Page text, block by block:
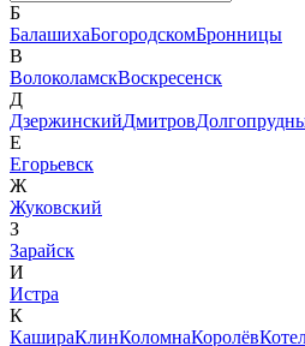
Б
БалашихаБогородскомБронницы
В
ВолоколамскВоскресенск
Д
ДзержинскийДмитров
Е
Егорьевск
Ж
Жуковский
З
Зарайск
И
Истра
К
КашираКлинКоломнаКоролёв